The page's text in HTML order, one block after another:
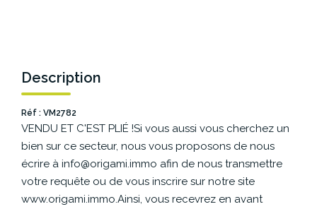
ESPACE BAILLEURS
ESPACE VENDEUR
Description
Réf : VM2782
VENDU ET C'EST PLIÉ !Si vous aussi vous cherchez un
bien sur ce secteur, nous vous proposons de nous
écrire à info@origami.immo afin de nous transmettre
votre requête ou de vous inscrire sur notre site
www.origami.immo.Ainsi, vous recevrez en avant